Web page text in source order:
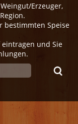
Erzeuger,
bestimmten Speise
und Sie